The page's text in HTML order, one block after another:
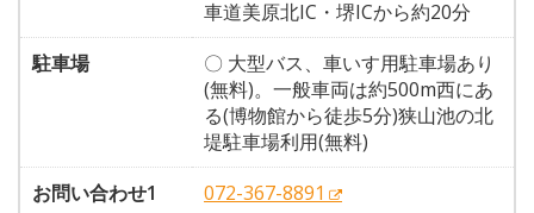
車道美原北IC・堺ICから約20分
駐車場
〇 大型バス、車いす用駐車場あり
(無料)。一般車両は約500m西にあ
る(博物館から徒歩5分)狭山池の北
堤駐車場利用(無料)
お問い合わせ1
072-367-8891